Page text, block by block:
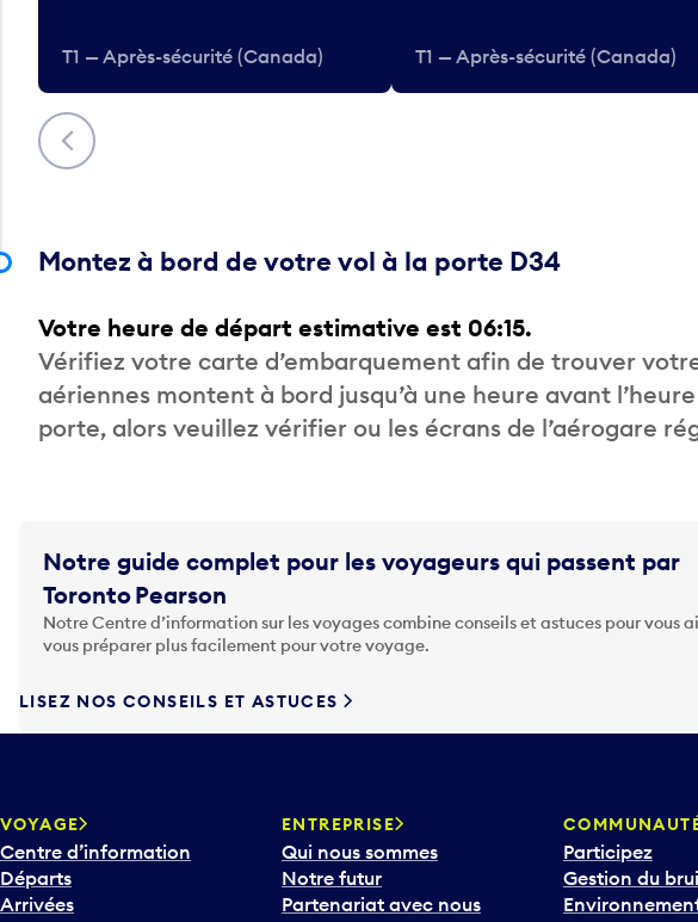
Précédent
T1 — Après-sécurité (Canada) T1 — Après-sécurité (Canada)
Montez à bord de votre vol à la porte D34
Votre heure de départ estimative est 06:15.
Vérifiez votre carte d’embarquement afin de trouver
aériennes montent à bord jusqu’à une heure avant
porte, alors veuillez vérifier ou les écrans de l’aérogare
Notre guide complet pour les voyageurs qui passent par
Toronto Pearson
Notre Centre d’information sur les voyages combine conseils et astuces pour vous
vous préparer plus facilement pour votre voyage.
LISEZ NOS CONSEILS ET ASTUCES
VOYAGE
Centre d’information
Départs
Arrivées
ENTREPRISE
Qui nous sommes
Notre futur
Partenariat avec nous
Participez
Gestion du